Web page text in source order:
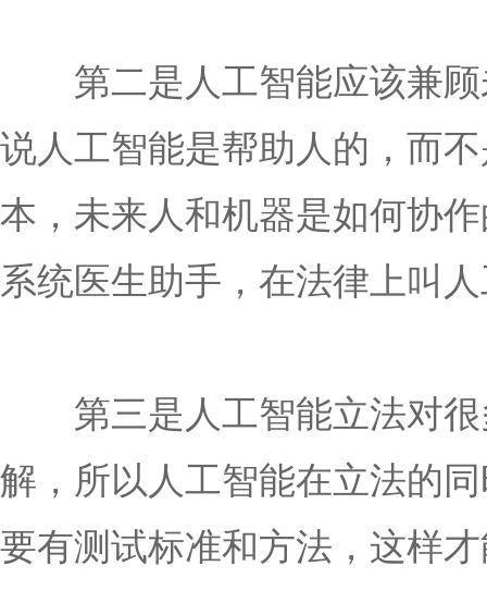
第二是人工智能应该兼顾
说人工智能是帮助人的，而
本，未来人和机器是如何协
系统医生助手，在法律上叫
第三是人工智能立法对很
解，所以人工智能在立法的
要有测试标准和方法，这样